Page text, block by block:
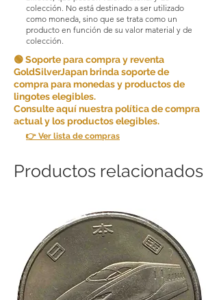
por comodidad del cliente.
Sin embargo, en determinadas
circunstancias, podemos aceptar
devoluciones como excepción. Las
devoluciones son posibles si se
cumplen las siguientes condiciones:
Artículo incorrecto: si recibe un artículo
diferente al que ordenó, avísenos
dentro de los [5 días] posteriores a la
el artículo correcto y cubriremos
cualquier costo de envío adicional
Si cancela alguna parte o partes de su
pedido consecutivamente, podremos
negarnos a hacer negocios con usted
en el futuro.
Por favor, considere cuidadosamente
los productos y condiciones antes de
realizar su pedido y tomar su decisión.
colección. No está destinado a ser utilizado
como moneda, sino que se trata como un
producto en función de su valor material y de
colección.
🟢 Soporte para compra y reventa
GoldSilverJapan brinda soporte de
compra para monedas y productos de
lingotes elegibles.
Consulte aquí nuestra política de compra
actual y los productos elegibles.
👉 Ver lista de compras
Productos relacionados